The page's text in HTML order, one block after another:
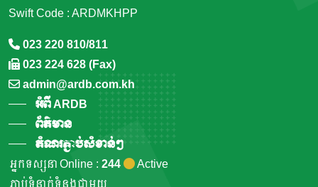
Swift Code : ARDMKHPP
023 220 810/811
023 224 628 (Fax)
admin@ardb.com.kh
អំពី ARDB
ព័ត៌មាន
តំណរភ្ជាប់សំខាន់ៗ
អ្នកទស្សនា Online : 244
Active
ភ្ជាប់ទំនាក់ទំនងជាមួយ